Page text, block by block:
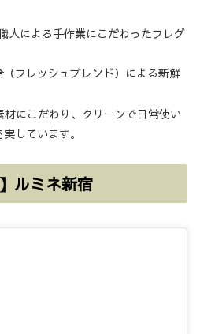
人による手作業にこだわったフレグ
フレッシュブレンド）による新鮮
材にこだわり、クリーンで日常使い
しています。
ルミネ新宿